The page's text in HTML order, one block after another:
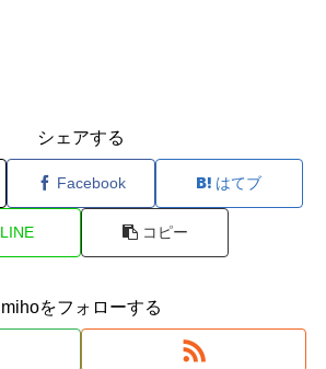
シェアする
Facebook はてブ
LINE コピー
mihoをフォローする